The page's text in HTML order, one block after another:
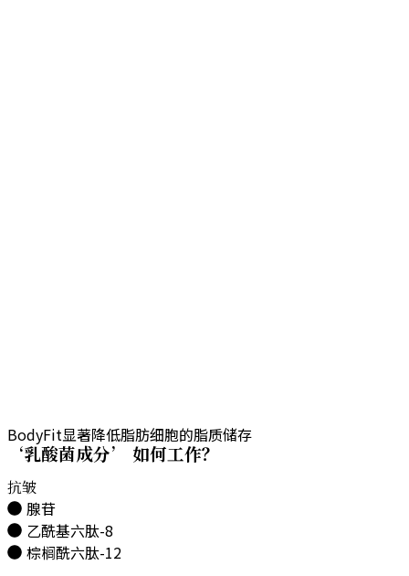
BodyFit显著降低脂肪细胞的脂质储存
‘乳酸菌成分’ 如何工作？
抗皱
腺苷
乙酰基六肽-8
棕榈酰六肽-12